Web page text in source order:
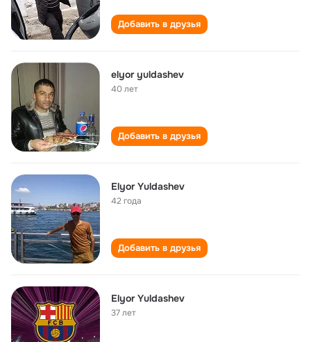
Добавить в друзья
elyor yuldashev
40 лет
Добавить в друзья
Elyor Yuldashev
42 года
Добавить в друзья
Elyor Yuldashev
37 лет